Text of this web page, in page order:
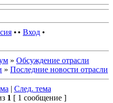
• • Вход •
» Обсуждение отрасли
» Последние новости отрасли
| След. тема
1 [ 1 сообщение ]